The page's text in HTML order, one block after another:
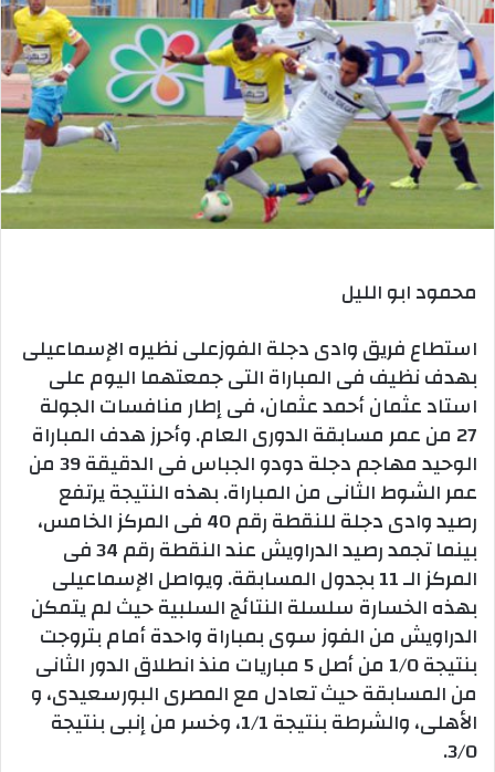
محمود ابو الليل
استطاع فريق وادى دجلة الفوزعلى نظيره الإسماعيلى
بهدف نظيف فى المباراة التى جمعتهما اليوم على
استاد عثمان أحمد عثمان، فى إطار منافسات الجولة
27 من عمر مسابقة الدورى العام. وأحرز هدف المباراة
الوحيد مهاجم دجلة دودو الجباس فى الدقيقة 39 من
عمر الشوط الثانى من المباراة. بهذه النتيجة يرتفع
رصيد وادى دجلة للنقطة رقم 40 فى المركز الخامس،
بينما تجمد رصيد الدراويش عند النقطة رقم 34 فى
المركز الـ 11 بجدول المسابقة. ويواصل الإسماعيلى
بهذه الخسارة سلسلة النتائج السلبية حيث لم يتمكن
الدراويش من الفوز سوى بمباراة واحدة أمام بتروجت
بنتيجة 1/0 من أصل 5 مباريات منذ انطلاق الدور الثانى
من المسابقة حيث تعادل مع المصرى البورسعيدى، و
الأهلى، والشرطة بنتيجة 1/1، وخسر من إنبى بنتيجة
3/0.